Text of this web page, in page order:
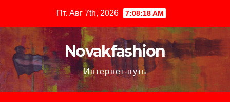
содержимому
Пт. Авг 7th, 2026 7:08:19 AM
Novakfashion
Интернет-путь